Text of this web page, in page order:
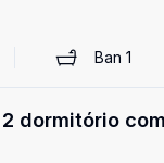
Ban 1
dormitório